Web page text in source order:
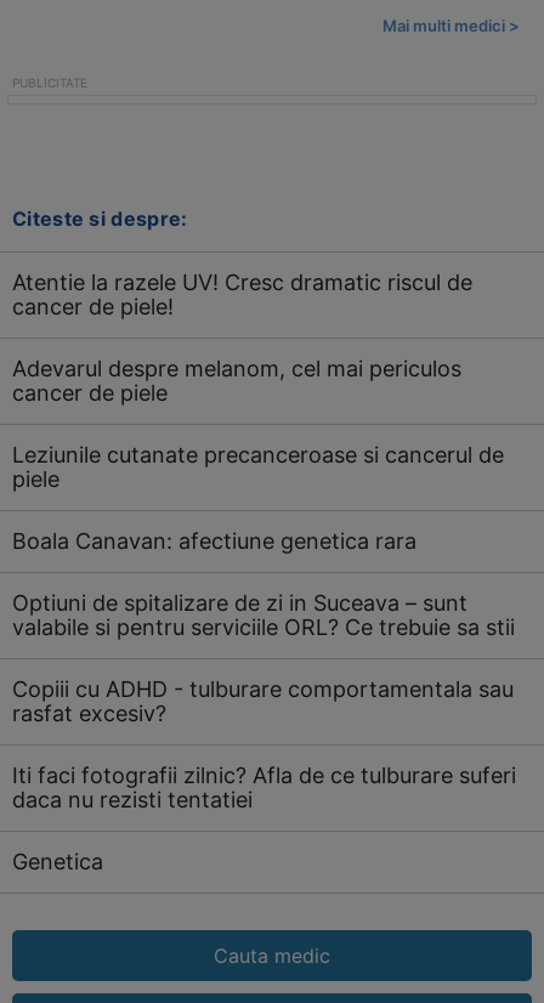
Mai multi medici >
Citeste si despre:
Atentie la razele UV! Cresc dramatic riscul de
cancer de piele!
Adevarul despre melanom, cel mai periculos
cancer de piele
Leziunile cutanate precanceroase si cancerul de
piele
Boala Canavan: afectiune genetica rara
Optiuni de spitalizare de zi in Suceava – sunt
valabile si pentru serviciile ORL? Ce trebuie sa stii
Copiii cu ADHD - tulburare comportamentala sau
rasfat excesiv?
Iti faci fotografii zilnic? Afla de ce tulburare suferi
daca nu rezisti tentatiei
Genetica
Cauta medic